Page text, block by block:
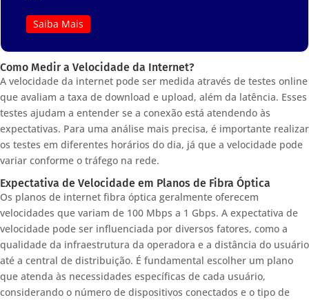
Saiba Mais
Como Medir a Velocidade da Internet?
A velocidade da internet pode ser medida através de testes online
que avaliam a taxa de download e upload, além da latência. Esses
testes ajudam a entender se a conexão está atendendo às
expectativas. Para uma análise mais precisa, é importante realizar
os testes em diferentes horários do dia, já que a velocidade pode
variar conforme o tráfego na rede.
Expectativa de Velocidade em Planos de Fibra Óptica
Os planos de internet fibra óptica geralmente oferecem
velocidades que variam de 100 Mbps a 1 Gbps. A expectativa de
velocidade pode ser influenciada por diversos fatores, como a
qualidade da infraestrutura da operadora e a distância do usuário
até a central de distribuição. É fundamental escolher um plano
que atenda às necessidades específicas de cada usuário,
considerando o número de dispositivos conectados e o tipo de